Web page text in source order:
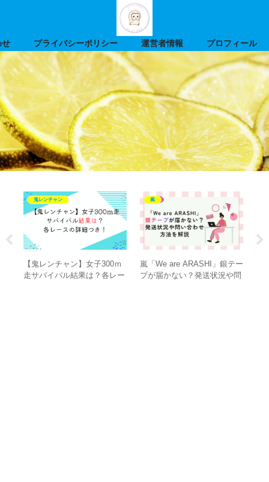
せ プライバシーポリシー 運営者情報 プロフィール
鬼レンチャン
【鬼レンチャン】女子300ｍ
走サバイバル結果は？各レー
嵐
嵐「We are ARASHI」銀テー
プが届かない？発送状況や問